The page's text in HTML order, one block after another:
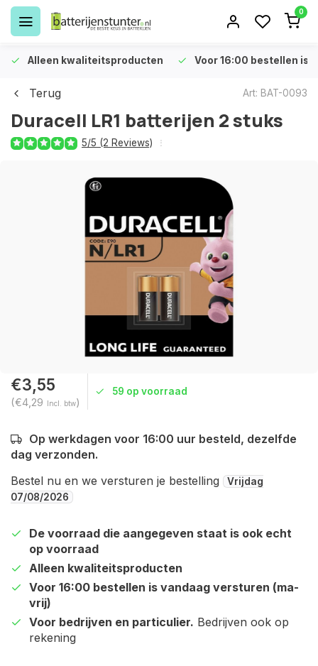
0
Alleen kwaliteitsproducten Voor 16:00 bestellen is
Terug Art: BAT-0093
Duracell LR1 batterijen 2 stuks
5/5 (2 Reviews)
€3,55
(€4,29 Incl. btw)
59 op voorraad
Op werkdagen voor 16:00 uur besteld, dezelfde
dag verzonden.
Bestel nu en we versturen je bestelling
Vrijdag
07/08/2026
De voorraad die aangegeven staat is ook echt
op voorraad
Alleen kwaliteitsproducten
Voor 16:00 bestellen is vandaag versturen (ma-
vrij)
Voor bedrijven en particulier. Bedrijven ook op
rekening